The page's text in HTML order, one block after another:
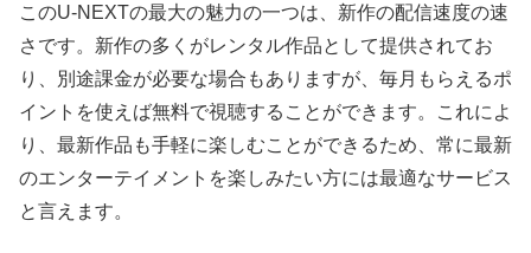
このU-NEXTの最大の魅力の一つは、新作の配信速度の速
さです。新作の多くがレンタル作品として提供されてお
り、別途課金が必要な場合もありますが、毎月もらえるポ
イントを使えば無料で視聴することができます。これによ
り、最新作品も手軽に楽しむことができるため、常に最新
のエンターテイメントを楽しみたい方には最適なサービス
と言えます。